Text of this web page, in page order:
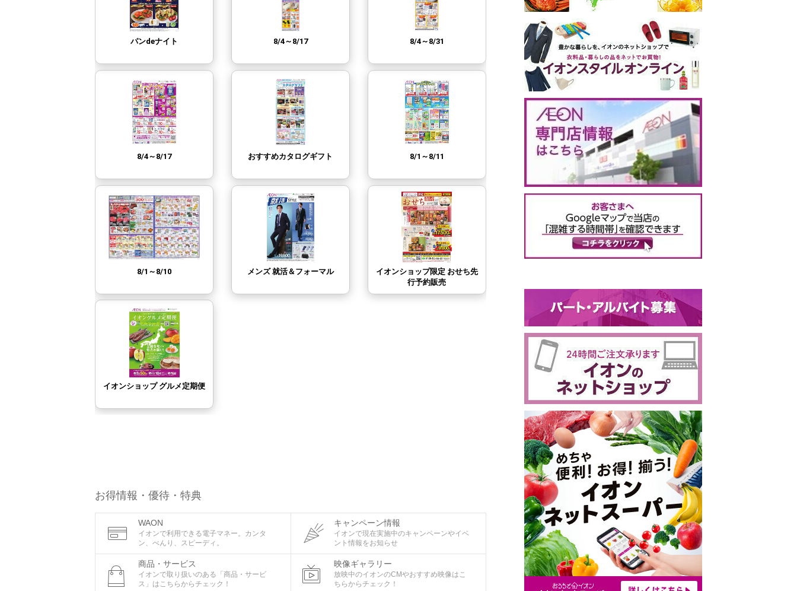
お得情報・優待・特典
WAON
イオンで利用できる電子マネー。カンタ
ン、べんり、スピーディ。
キャンペーン情報
イオンで現在実施中のキャンペーンやイベ
ント情報をお知らせ
商品・サービス
イオンで取り扱いのある「商品・サービ
ス」はこちらからチェック！
映像ギャラリー
放映中のイオンのCMやおすすめ映像はこ
ちらからチェック！